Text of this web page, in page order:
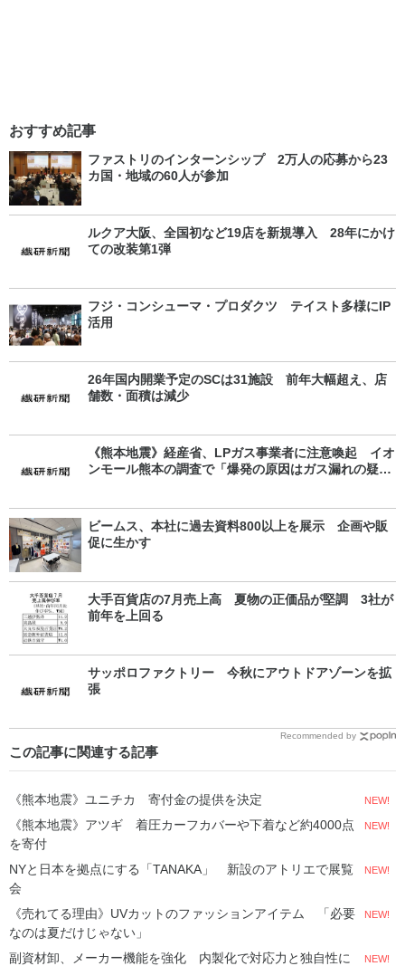
おすすめ記事
ファストリのインターンシップ 2万人の応募から23
カ国・地域の60人が参加
ルクア大阪、全国初など19店を新規導入 28年にかけ
ての改装第1弾
フジ・コンシューマ・プロダクツ テイスト多様にIP
活用
26年国内開業予定のSCは31施設 前年大幅超え、店
舗数・面積は減少
《熊本地震》経産省、LPガス事業者に注意喚起 イオ
ンモール熊本の調査で「爆発の原因はガス漏れの疑
ビームス、本社に過去資料800以上を展示 企画や販
促に生かす
大手百貨店の7月売上高 夏物の正価品が堅調 3社が
前年を上回る
サッポロファクトリー 今秋にアウトドアゾーンを拡
張
Recommended by
この記事に関連する記事
《熊本地震》ユニチカ 寄付金の提供を決定 NEW!
《熊本地震》アツギ 着圧カーフカバーや下着など約4000点
を寄付
NEW!
NYと日本を拠点にする「TANAKA」 新設のアトリエで展覧
会
NEW!
《売れてる理由》UVカットのファッションアイテム 「必要
なのは夏だけじゃない」
NEW!
副資材卸、メーカー機能を強化 内製化で対応力と独自性に
NEW!